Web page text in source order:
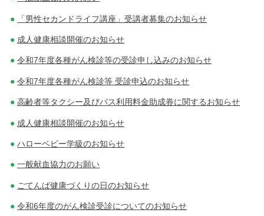
「男性セカンドライフ講座」受講者募集のお知らせ
成人健康相談開催のお知らせ
令和7年度各種がん検診等の受診申し込みのお知らせ
令和7年度各種がん検診等 受診申込のお知らせ
高齢者等タクシー及びバス利用料金助成券に関するお知らせ
成人健康相談開催のお知らせ
ハローベビー学級のお知らせ
一般献血協力のお願い
ごてんば健康づくりの日のお知らせ
令和6年度のがん検診受診についてのお知らせ